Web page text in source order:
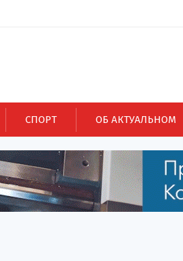
СПОРТ ОБ АКТУАЛЬНОМ